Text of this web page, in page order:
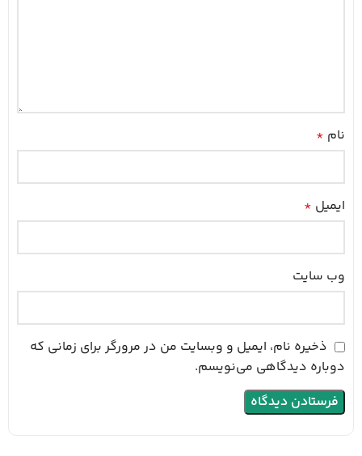
نام *
ایمیل *
وب‌ سایت
ذخیره نام، ایمیل و وبسایت من در مرورگر برای زمانی که
دوباره دیدگاهی می‌نویسم.